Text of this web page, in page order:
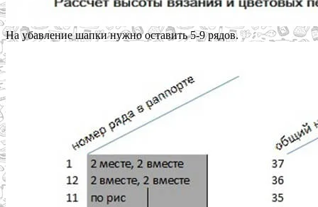
На убавление шапки нужно оставить 5-9 рядов.